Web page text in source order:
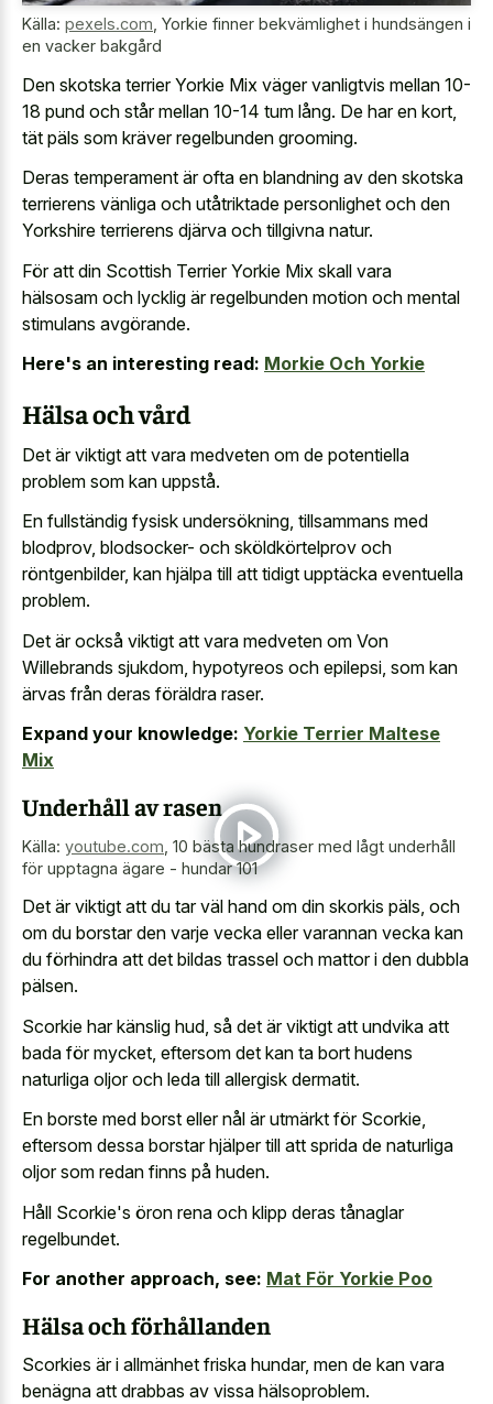
Källa: pexels.com Yorkie finner bekvämlighet i hundsängen i
en vacker bakgård
Den skotska terrier Yorkie Mix väger vanligtvis mellan 10-
18 pund och står mellan 10-14 tum lång. De har en kort,
tät päls som kräver regelbunden grooming.
Deras temperament är ofta en blandning av den skotska
terrierens vänliga och utåtriktade personlighet och den
Yorkshire terrierens djärva och tillgivna natur.
För att din Scottish Terrier Yorkie Mix skall vara
hälsosam och lycklig är regelbunden motion och mental
stimulans avgörande.
Here's an interesting read: Morkie Och Yorkie
Hälsa och vård
Det är viktigt att vara medveten om de potentiella
problem som kan uppstå.
En fullständig fysisk undersökning, tillsammans med
blodprov, blodsocker- och sköldkörtelprov och
röntgenbilder, kan hjälpa till att tidigt upptäcka eventuella
problem.
Det är också viktigt att vara medveten om Von
Willebrands sjukdom, hypotyreos och epilepsi, som kan
ärvas från deras föräldra raser.
Expand your knowledge: Yorkie Terrier Maltese
Mix
Underhåll av rasen
Källa: youtube.com 10 bästa hundraser med lågt underhåll
för upptagna ägare - hundar 101
Det är viktigt att du tar väl hand om din skorkis päls, och
om du borstar den varje vecka eller varannan vecka kan
du förhindra att det bildas trassel och mattor i den dubbla
pälsen.
Scorkie har känslig hud, så det är viktigt att undvika att
bada för mycket, eftersom det kan ta bort hudens
naturliga oljor och leda till allergisk dermatit.
En borste med borst eller nål är utmärkt för Scorkie,
eftersom dessa borstar hjälper till att sprida de naturliga
oljor som redan finns på huden.
Håll Scorkie's öron rena och klipp deras tånaglar
regelbundet.
For another approach, see: Mat För Yorkie Poo
Hälsa och förhållanden
Scorkies är i allmänhet friska hundar, men de kan vara
benägna att drabbas av vissa hälsoproblem.